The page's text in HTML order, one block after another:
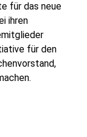
für das neue
ihren
für den